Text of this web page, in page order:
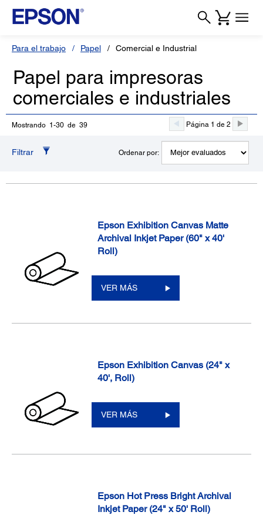
Para el trabajo Papel Comercial e Industrial
Papel para impresoras
comerciales e industriales
Mostrando 1-30 de 39 Página 1 de 2
Filtrar Ordenar por:
Epson Exhibition Canvas Matte
Archival Inkjet Paper (60" x 40'
Roll)
VER MÁS
Epson Exhibition Canvas (24" x
40', Roll)
VER MÁS
Epson Hot Press Bright Archival
Inkjet Paper (24" x 50' Roll)